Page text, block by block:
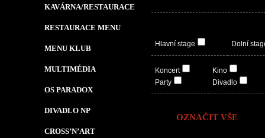
KAVÁRNA/RESTAURACE
RESTAURACE MENU
MENU KLUB
MULTIMÉDIA
OS PARADOX
DIVADLO NP
CROSS’N’ART
Hlavní stage Dolní
Koncert
Party
Kino
Divadlo
OZNAČIT VŠE